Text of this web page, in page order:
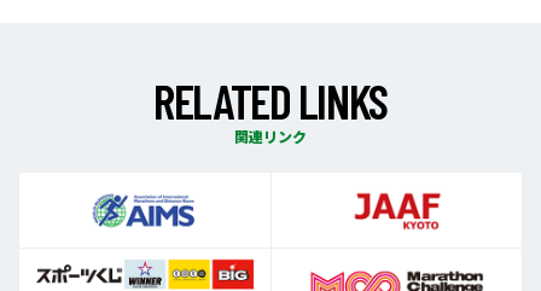
RELATEDLINKS
関連リンク